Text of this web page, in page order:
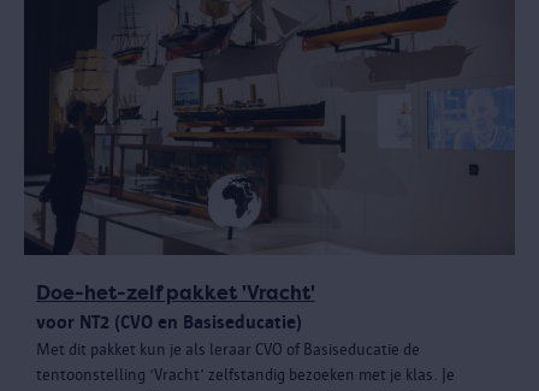
Doe-het-zelf pakket 'Vracht'
voor NT2 (CVO en Basiseducatie)
Met dit pakket kun je als leraar CVO of Basiseducatie de
tentoonstelling ‘Vracht’ zelfstandig bezoeken met je klas. Je